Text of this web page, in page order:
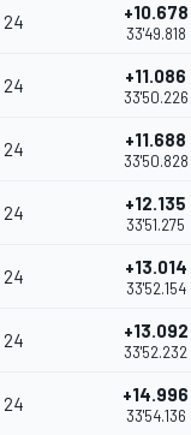
24 +10.678
33'49.818
24 +11.086
33'50.226
24 +11.688
33'50.828
24 +12.135
33'51.275
24 +13.014
33'52.154
24 +13.092
33'52.232
24 +14.996
33'54.136